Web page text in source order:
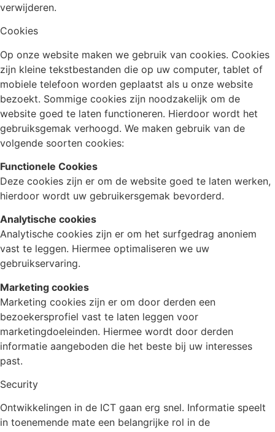
verwijderen.
Cookies
Op onze website maken we gebruik van cookies. Cookies
zijn kleine tekstbestanden die op uw computer, tablet of
mobiele telefoon worden geplaatst als u onze website
bezoekt. Sommige cookies zijn noodzakelijk om de
website goed te laten functioneren. Hierdoor wordt het
gebruiksgemak verhoogd. We maken gebruik van de
volgende soorten cookies:
Functionele Cookies
Deze cookies zijn er om de website goed te laten werken,
hierdoor wordt uw gebruikersgemak bevorderd.
Analytische cookies
Analytische cookies zijn er om het surfgedrag anoniem
vast te leggen. Hiermee optimaliseren we uw
gebruikservaring.
Marketing cookies
Marketing cookies zijn er om door derden een
bezoekersprofiel vast te laten leggen voor
marketingdoeleinden. Hiermee wordt door derden
informatie aangeboden die het beste bij uw interesses
past.
Security
Ontwikkelingen in de ICT gaan erg snel. Informatie speelt
in toenemende mate een belangrijke rol in de